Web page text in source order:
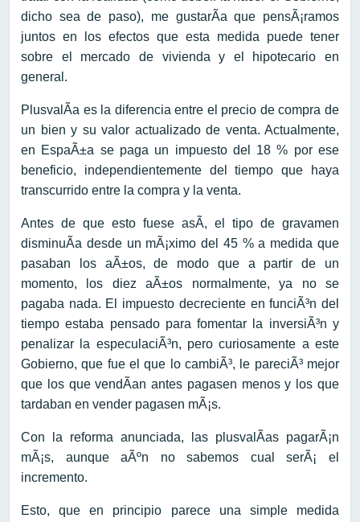
dicho sea de paso), me gustarÃ­a que pensÃ¡ramos
juntos en los efectos que esta medida puede tener
sobre el mercado de vivienda y el hipotecario en
general.
PlusvalÃ­a es la diferencia entre el precio de compra de
un bien y su valor actualizado de venta. Actualmente,
en EspaÃ±a se paga un impuesto del 18 % por ese
beneficio, independientemente del tiempo que haya
transcurrido entre la compra y la venta.
Antes de que esto fuese asÃ­, el tipo de gravamen
disminuÃ­a desde un mÃ¡ximo del 45 % a medida que
pasaban los aÃ±os, de modo que a partir de un
momento, los diez aÃ±os normalmente, ya no se
pagaba nada. El impuesto decreciente en funciÃ³n del
tiempo estaba pensado para fomentar la inversiÃ³n y
penalizar la especulaciÃ³n, pero curiosamente a este
Gobierno, que fue el que lo cambiÃ³, le pareciÃ³ mejor
que los que vendÃ­an antes pagasen menos y los que
tardaban en vender pagasen mÃ¡s.
Con la reforma anunciada, las plusvalÃ­as pagarÃ¡n
mÃ¡s, aunque aÃºn no sabemos cual serÃ¡ el
incremento.
Esto, que en principio parece una simple medida